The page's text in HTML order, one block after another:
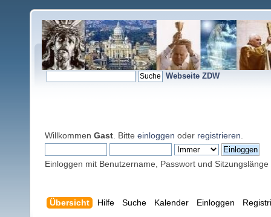
Webseite ZDW
Willkommen Gast . Bitte einloggen oder registrieren
Einloggen mit Benutzername, Passwort und Sitzungslänge
Übersicht Hilfe Suche Kalender Einloggen